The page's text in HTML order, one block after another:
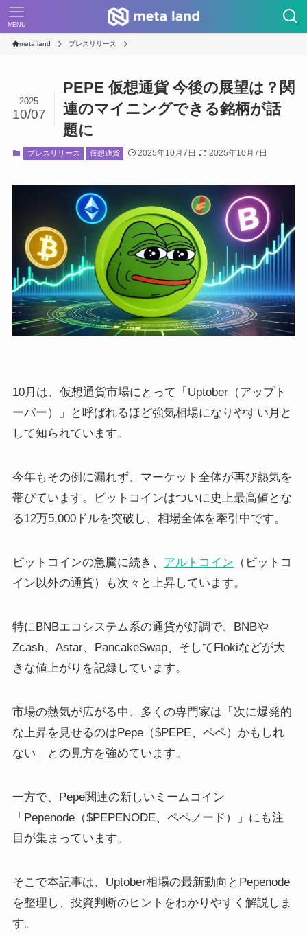
MENU
meta land プレスリリース
PEPE 仮想通貨 今後の展望は？関
連のマイニングできる銘柄が話
題に
2025
10/07
プレスリリース 仮想通貨 2025年10月7日 2025年10月7日
10月は、仮想通貨市場にとって「Uptober（アップト
ーバー）」と呼ばれるほど強気相場になりやすい月と
して知られています。
今年もその例に漏れず、マーケット全体が再び熱気を
帯びています。ビットコインはついに史上最高値とな
る12万5,000ドルを突破し、相場全体を牽引中です。
ビットコインの急騰に続き、 アルトコイン （ビットコ
イン以外の通貨）も次々と上昇しています。
特にBNBエコシステム系の通貨が好調で、BNBや
Zcash、Astar、PancakeSwap、そしてFlokiなどが大
きな値上がりを記録しています。
市場の熱気が広がる中、多くの専門家は「次に爆発的
な上昇を見せるのはPepe（$PEPE、ペペ）かもしれ
ない」との見方を強めています。
一方で、Pepe関連の新しいミームコイン
「Pepenode（$PEPENODE、ペペノード）」にも注
目が集まっています。
そこで本記事は、Uptober相場の最新動向とPepenode
を整理し、投資判断のヒントをわかりやすく解説しま
す。